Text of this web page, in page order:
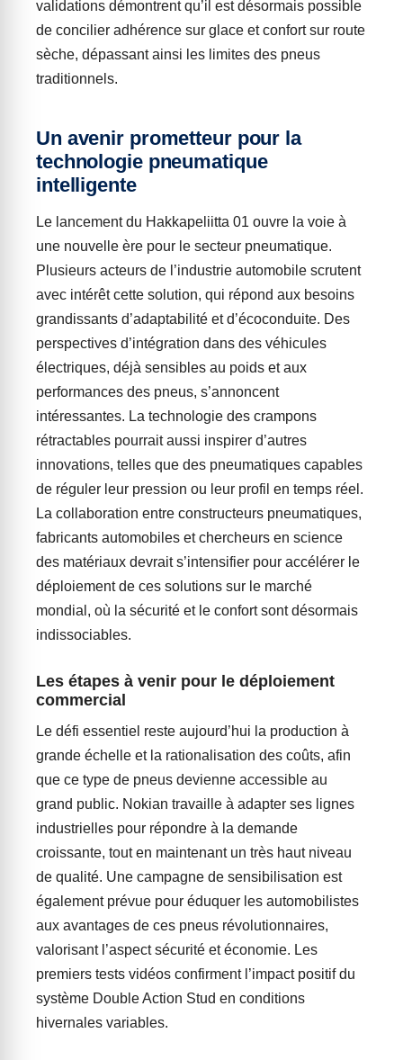
validations démontrent qu’il est désormais possible
de concilier adhérence sur glace et confort sur route
sèche, dépassant ainsi les limites des pneus
traditionnels.
Un avenir prometteur pour la
technologie pneumatique
intelligente
Le lancement du Hakkapeliitta 01 ouvre la voie à
une nouvelle ère pour le secteur pneumatique.
Plusieurs acteurs de l’industrie automobile scrutent
avec intérêt cette solution, qui répond aux besoins
grandissants d’adaptabilité et d’écoconduite. Des
perspectives d’intégration dans des véhicules
électriques, déjà sensibles au poids et aux
performances des pneus, s’annoncent
intéressantes. La technologie des crampons
rétractables pourrait aussi inspirer d’autres
innovations, telles que des pneumatiques capables
de réguler leur pression ou leur profil en temps réel.
La collaboration entre constructeurs pneumatiques,
fabricants automobiles et chercheurs en science
des matériaux devrait s’intensifier pour accélérer le
déploiement de ces solutions sur le marché
mondial, où la sécurité et le confort sont désormais
indissociables.
Les étapes à venir pour le déploiement
commercial
Le défi essentiel reste aujourd’hui la production à
grande échelle et la rationalisation des coûts, afin
que ce type de pneus devienne accessible au
grand public. Nokian travaille à adapter ses lignes
industrielles pour répondre à la demande
croissante, tout en maintenant un très haut niveau
de qualité. Une campagne de sensibilisation est
également prévue pour éduquer les automobilistes
aux avantages de ces pneus révolutionnaires,
valorisant l’aspect sécurité et économie. Les
premiers tests vidéos confirment l’impact positif du
système Double Action Stud en conditions
hivernales variables.